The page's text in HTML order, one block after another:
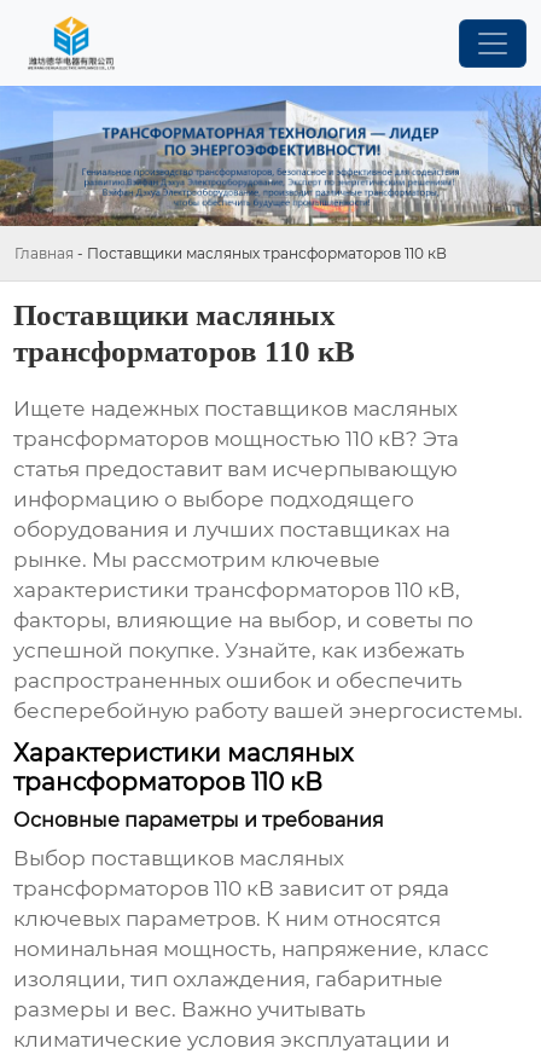
Главная - Поставщики масляных трансформаторов 110 кВ
Поставщики масляных
трансформаторов 110 кВ
Ищете надежных поставщиков масляных
трансформаторов мощностью 110 кВ? Эта
статья предоставит вам исчерпывающую
информацию о выборе подходящего
оборудования и лучших поставщиках на
рынке. Мы рассмотрим ключевые
характеристики трансформаторов 110 кВ,
факторы, влияющие на выбор, и советы по
успешной покупке. Узнайте, как избежать
распространенных ошибок и обеспечить
бесперебойную работу вашей энергосистемы.
Характеристики масляных
трансформаторов 110 кВ
Основные параметры и требования
Выбор поставщиков масляных
трансформаторов 110 кВ зависит от ряда
ключевых параметров. К ним относятся
номинальная мощность, напряжение, класс
изоляции, тип охлаждения, габаритные
размеры и вес. Важно учитывать
климатические условия эксплуатации и